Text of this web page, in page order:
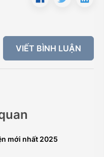
VIẾT BÌNH LUẬN
mới nhất 2025